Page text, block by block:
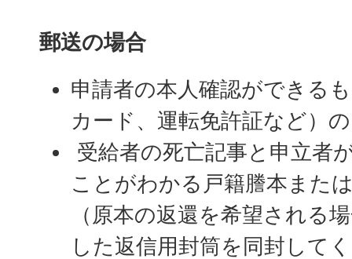
郵送の場合
申請者の本人確認ができる
カード、運転免許証など）
受給者の死亡記事と申立者
ことがわかる戸籍謄本また
（原本の返還を希望される
した返信用封筒を同封して